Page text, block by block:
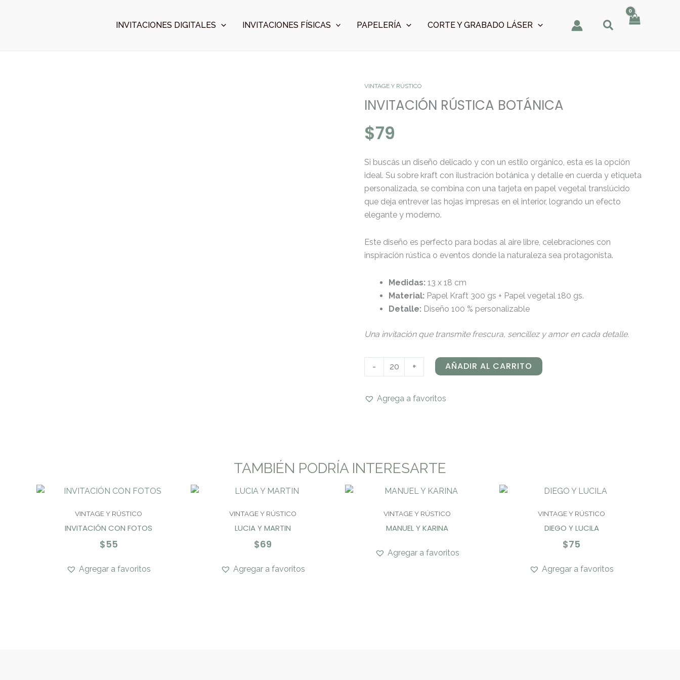
INVITACIONES DIGITALES INVITACIONES FÍSICAS PAPELERÍA CORTE Y GRABADO LÁSER
VINTAGE Y RÚSTICO
INVITACIÓN RÚSTICA BOTÁNICA
$79
Si buscás un diseño delicado y con un estilo orgánico, esta es la opción
ideal. Su sobre kraft con ilustración botánica y detalle en cuerda y etiqueta
personalizada, se combina con una tarjeta en papel vegetal translúcido
que deja entrever las hojas impresas en el interior, logrando un efecto
elegante y moderno.
Este diseño es perfecto para bodas al aire libre, celebraciones con
inspiración rústica o eventos donde la naturaleza sea protagonista.
Medidas: 13 x 18 cm
Material: Papel Kraft 300 gs + Papel vegetal 180 gs.
Detalle: Diseño 100 % personalizable
Una invitación que transmite frescura, sencillez y amor en cada detalle.
-
INVITACIÓN
RÚSTICA
cantidad
+ AÑADIR AL CARRITO
Agrega a favoritos
TAMBIÉN PODRÍA INTERESARTE
VINTAGE Y RÚSTICO
INVITACIÓN CON FOTOS
$55
Agregar a favoritos
VINTAGE Y RÚSTICO
LUCIA Y MARTIN
$69
Agregar a favoritos
VINTAGE Y RÚSTICO
MANUEL Y KARINA
Agregar a favoritos
VINTAGE Y RÚSTICO
DIEGO Y LUCILA
$75
Agregar a favoritos